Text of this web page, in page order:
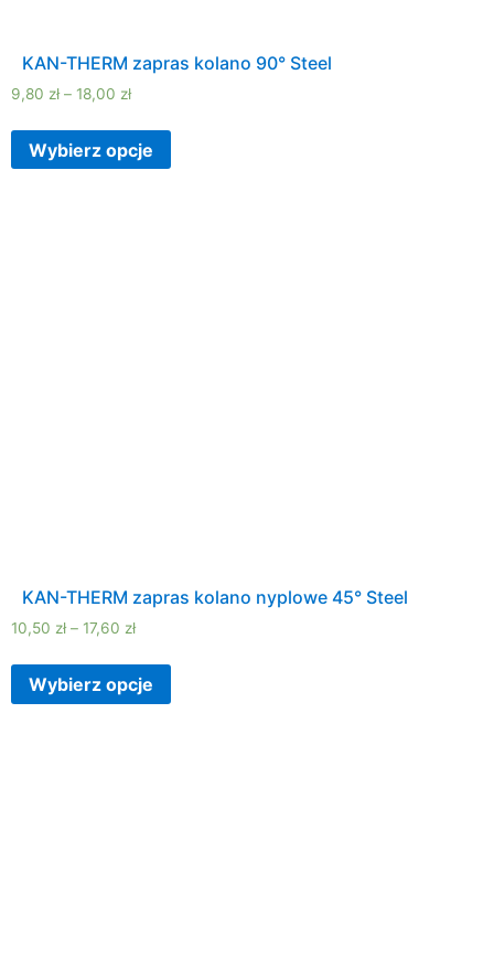
KAN-THERM zapras kolano 90° Steel
9,80 zł – 18,00 zł
Wybierz opcje
KAN-THERM zapras kolano nyplowe 45° Steel
10,50 zł – 17,60 zł
Wybierz opcje